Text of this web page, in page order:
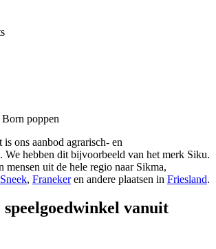
poppen
is ons aanbod agrarisch- en
We hebben dit bijvoorbeeld van het merk Siku.
mensen uit de hele regio naar Sikma,
Sneek, Franekeren andere plaatsen in Friesland.
speelgoedwinkel vanuit